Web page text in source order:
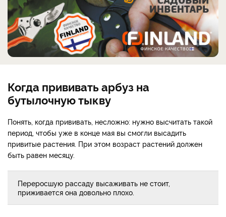
Когда прививать арбуз на
бутылочную тыкву
Понять, когда прививать, несложно: нужно высчитать такой
период, чтобы уже в конце мая вы смогли высадить
привитые растения. При этом возраст растений должен
быть равен месяцу.
Переросшую рассаду высаживать не стоит,
приживается она довольно плохо.